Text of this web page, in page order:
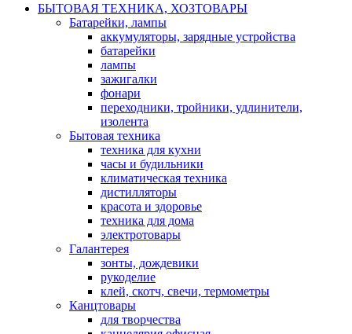
БЫТОВАЯ ТЕХНИКА, ХОЗТОВАРЫ
Батарейки, лампы
аккумуляторы, зарядные устройства
батарейки
лампы
зажигалки
фонари
переходники, тройники, удлинители,
изолента
Бытовая техника
техника для кухни
часы и будильники
климатическая техника
дистилляторы
красота и здоровье
техника для дома
электротовары
Галантерея
зонты, дождевики
рукоделие
клей, скотч, свечи, термометры
Канцтовары
для творчества